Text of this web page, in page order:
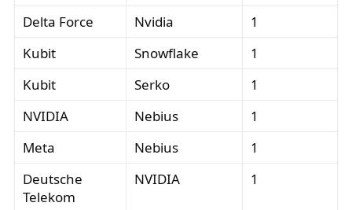
Delta Force Nvidia
1
Kubit
Snowflake
1
Kubit
Serko
1
NVIDIA
Nebius
1
Meta
Nebius
1
Deutsche
Telekom
NVIDIA 1